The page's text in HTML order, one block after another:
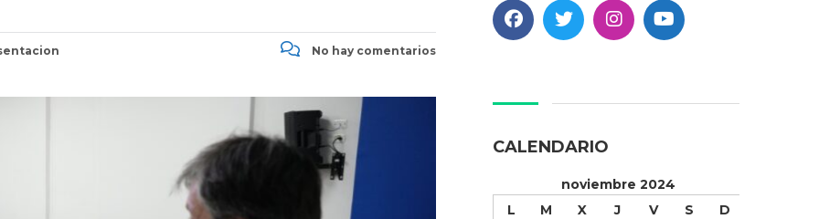
No hay comentarios
CALENDARIO
noviembre 2024
L
M X J V S
D